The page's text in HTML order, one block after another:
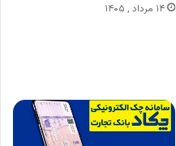
۱۴ مرداد , ۱۴۰۵